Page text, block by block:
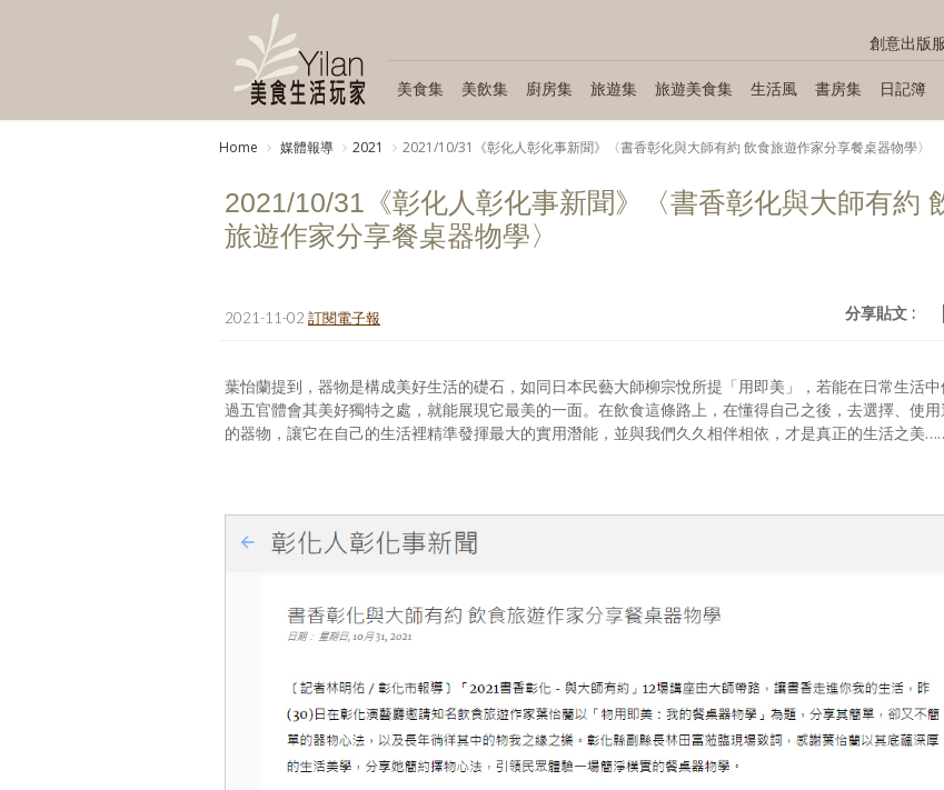
創意出版
美食集 美飲集 廚房集 旅遊集 旅遊美食集 生活風 書房集 日記簿
Home 媒體報導 2021 2021/10/31《彰化人彰化事新聞》〈書香彰化與大師有約 飲食旅遊作家分享餐桌器物學〉
2021/10/31《彰化人彰化事新聞》〈書香彰化與大師有約
旅遊作家分享餐桌器物學〉
2021-11-02 訂閱電子報 分享貼文 :
葉怡蘭提到，器物是構成美好生活的礎石，如同日本民藝大師柳宗悅所提「用即美」，若能在日常生活
過五官體會其美好獨特之處，就能展現它最美的一面。在飲食這條路上，在懂得自己之後，去選擇、使用
的器物，讓它在自己的生活裡精準發揮最大的實用潛能，並與我們久久相伴相依，才是真正的生活之美